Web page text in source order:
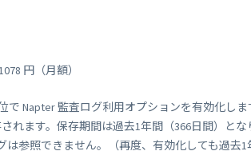
円（月額）
Napter 監査ログ利用オプションを有効化しま
れます。保存期間は過去1年間（366日間）とな
は参照できません。（再度、有効化しても過去